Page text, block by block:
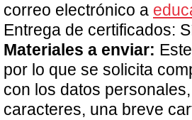
correo electrónico a
Entrega de certificados:
Materiales a enviar:
por lo que se solicita
con los datos
caracteres, una breve